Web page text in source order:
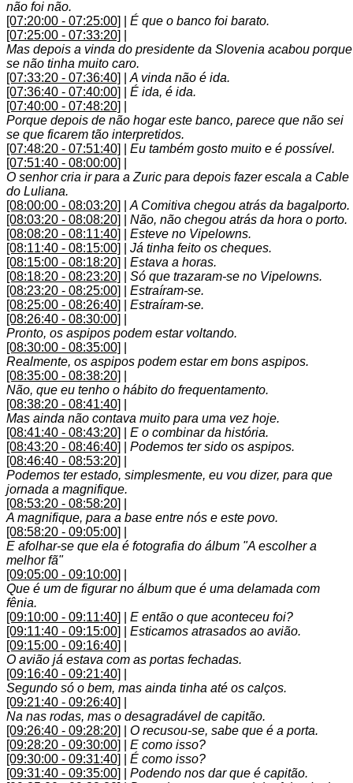
não foi não.
[07:20:00 - 07:25:00]
É que o banco foi barato.
[07:25:00 - 07:33:20]
Mas depois a vinda do presidente da Slovenia acabou porque
se não tinha muito caro.
[07:33:20 - 07:36:40]
A vinda não é ida.
[07:36:40 - 07:40:00]
É ida, é ida.
[07:40:00 - 07:48:20]
Porque depois de não hogar este banco, parece que não sei
se que ficarem tão interpretidos.
[07:48:20 - 07:51:40]
Eu também gosto muito e é possível.
[07:51:40 - 08:00:00]
O senhor cria ir para a Zuric para depois fazer escala a Cable
do Luliana.
[08:00:00 - 08:03:20]
A Comitiva chegou atrás da bagalporto.
[08:03:20 - 08:08:20]
Não, não chegou atrás da hora o porto.
[08:08:20 - 08:11:40]
Esteve no Vipelowns.
[08:11:40 - 08:15:00]
Já tinha feito os cheques.
[08:15:00 - 08:18:20]
Estava a horas.
[08:18:20 - 08:23:20]
Só que trazaram-se no Vipelowns.
[08:23:20 - 08:25:00]
Estraíram-se.
[08:25:00 - 08:26:40]
Estraíram-se.
[08:26:40 - 08:30:00]
Pronto, os aspipos podem estar voltando.
[08:30:00 - 08:35:00]
Realmente, os aspipos podem estar em bons aspipos.
[08:35:00 - 08:38:20]
Não, que eu tenho o hábito do frequentamento.
[08:38:20 - 08:41:40]
Mas ainda não contava muito para uma vez hoje.
[08:41:40 - 08:43:20]
E o combinar da história.
[08:43:20 - 08:46:40]
Podemos ter sido os aspipos.
[08:46:40 - 08:53:20]
Podemos ter estado, simplesmente, eu vou dizer, para que
jornada a magnifique.
[08:53:20 - 08:58:20]
A magnifique, para a base entre nós e este povo.
[08:58:20 - 09:05:00]
E afolhar-se que ela é fotografia do álbum "A escolher a
melhor fã"
[09:05:00 - 09:10:00]
Que é um de figurar no álbum que é uma delamada com
fênia.
[09:10:00 - 09:11:40]
E então o que aconteceu foi?
[09:11:40 - 09:15:00]
Esticamos atrasados ao avião.
[09:15:00 - 09:16:40]
O avião já estava com as portas fechadas.
[09:16:40 - 09:21:40]
Segundo só o bem, mas ainda tinha até os calços.
[09:21:40 - 09:26:40]
Na nas rodas, mas o desagradável de capitão.
[09:26:40 - 09:28:20]
O recusou-se, sabe que é a porta.
[09:28:20 - 09:30:00]
E como isso?
[09:30:00 - 09:31:40]
É como isso?
[09:31:40 - 09:35:00]
Podendo nos dar que é capitão.